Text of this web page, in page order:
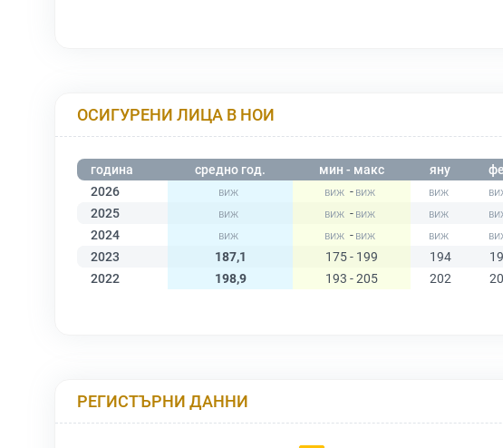
ОСИГУРЕНИ ЛИЦА В НОИ
година средно год. мин - макс яну
2026
-
2025
-
2024
-
2023
187,1 175 - 199 194
2022
198,9 193 - 205 202
РЕГИСТЪРНИ ДАННИ